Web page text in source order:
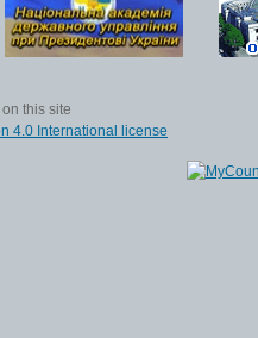
this site
4.0 International license